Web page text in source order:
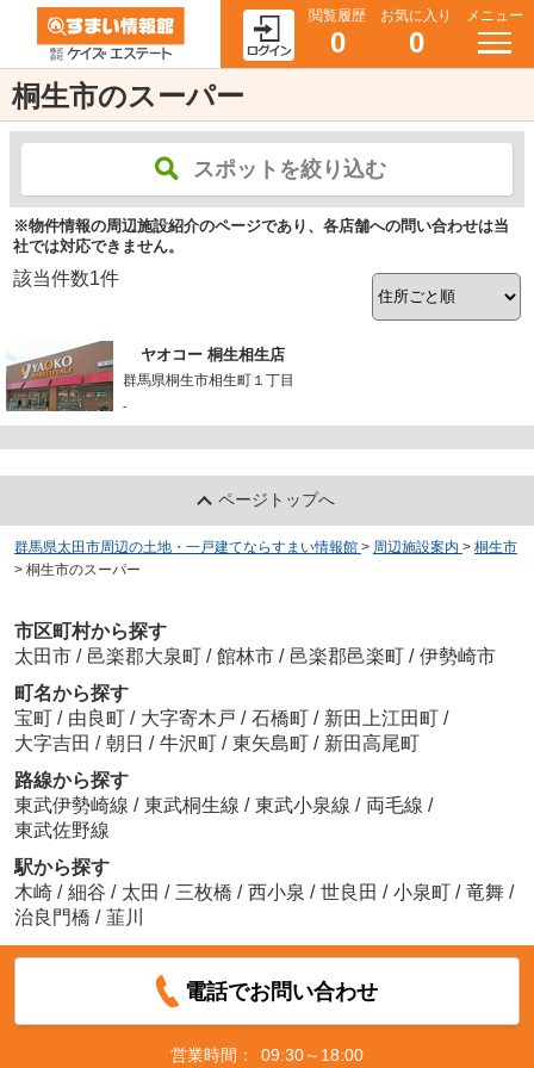
閲覧履歴
0
お気に入り
0
メニュー
桐生市のスーパー
スポットを絞り込む
※物件情報の周辺施設紹介のページであり、各店舗への問い合わせは当
社では対応できません。
該当件数1件
ヤオコー 桐生相生店
群馬県桐生市相生町１丁目
-
ページトップへ
群馬県太田市周辺の土地・一戸建てならすまい情報館 > 周辺施設案内 > 桐生市
> 桐生市のスーパー
市区町村から探す
太田市 / 邑楽郡大泉町 / 館林市 / 邑楽郡邑楽町 / 伊勢崎市
町名から探す
宝町 / 由良町 / 大字寄木戸 / 石橋町 / 新田上江田町 /
大字吉田 / 朝日 / 牛沢町 / 東矢島町 / 新田高尾町
路線から探す
東武伊勢崎線 / 東武桐生線 / 東武小泉線 / 両毛線 /
東武佐野線
駅から探す
木崎 / 細谷 / 太田 / 三枚橋 / 西小泉 / 世良田 / 小泉町 / 竜舞 /
治良門橋 / 韮川
電話でお問い合わせ
営業時間：
09:30～18:00